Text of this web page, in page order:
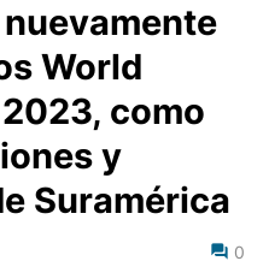
World
como
y
Suramérica
0